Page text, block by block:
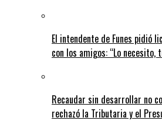
El intendente de Funes pidió
con los amigos: “Lo necesito,
Recaudar sin desarrollar no
rechazó la Tributaria y el